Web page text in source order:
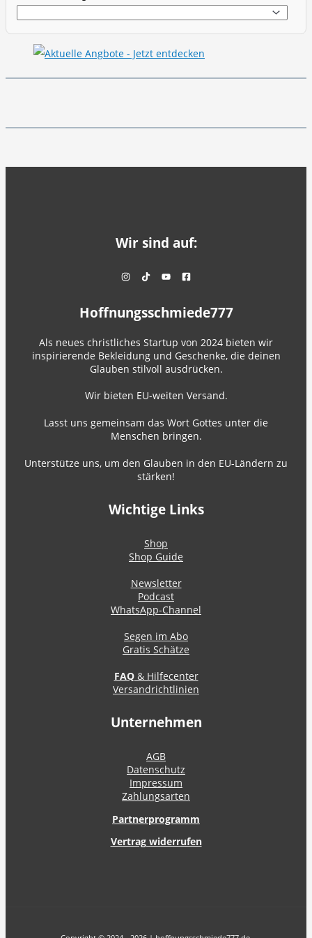
Wir sind auf:
Hoffnungsschmiede777
Als neues christliches Startup von 2024 bieten wir
inspirierende Bekleidung und Geschenke, die deinen
Glauben stilvoll ausdrücken.
Wir bieten EU-weiten Versand.
Lasst uns gemeinsam das Wort Gottes unter die
Menschen bringen.
Unterstütze uns, um den Glauben in den EU-Ländern zu
stärken!
Wichtige Links
Shop
Shop Guide
Newsletter
Podcast
WhatsApp-Channel
Segen im Abo
Gratis Schätze
FAQ& Hilfecenter
Versandrichtlinien
Unternehmen
AGB
Datenschutz
Impressum
Zahlungsarten
Partnerprogramm
Vertrag widerrufen